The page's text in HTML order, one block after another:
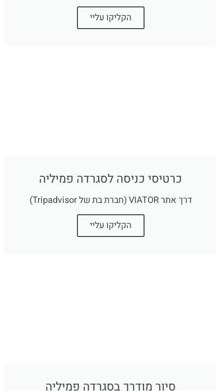
הקליקו עליי
כרטיסי כניסה לסגרדה פמיליה
דרך אתר VIATOR (חברת בת של Tripadvisor)
הקליקו עליי
סיור מודרך בסגרדה פמיליה